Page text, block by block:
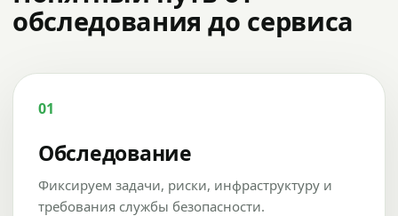
обследования до сервиса
01
Обследование
Фиксируем задачи, риски, инфраструктуру и
требования службы безопасности.